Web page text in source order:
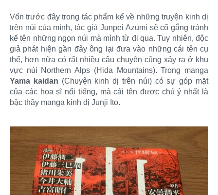
Vốn trước đây trong tác phẩm kể về những truyện kinh dị
trên núi của mình, tác giả Junpei Azumi sẽ cố gắng tránh
kể tên những ngọn núi mà mình từ đi qua. Tuy nhiên, độc
giả phát hiện gần đây ông lại đưa vào những cái tên cụ
thể, hơn nữa có rất nhiều câu chuyện cũng xảy ra ở khu
vực núi Northern Alps (Hida Mountains). Trong manga
Yama kaidan (Chuyện kinh dị trên núi) có sự góp mặt
của các họa sĩ nổi tiếng, mà cái tên được chú ý nhất là
bậc thầy manga kinh dị Junji Ito.